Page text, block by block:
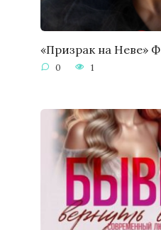
«Призрак на Неве»
0 1